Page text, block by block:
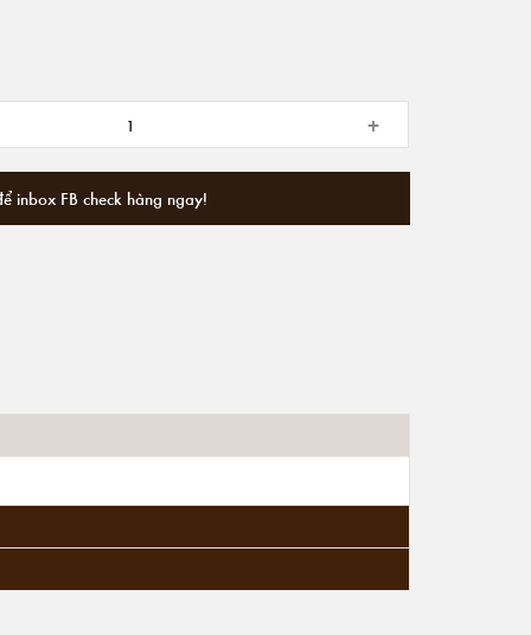
+
inbox FB check hàng ngay!